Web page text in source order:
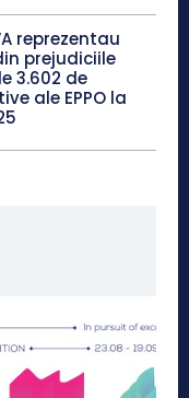
reprezentau
prejudiciile
3.602 de
ale EPPO la